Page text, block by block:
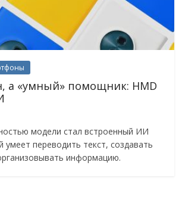
а «умный» помощник: HMD
модели стал встроенный ИИ
умеет переводить текст, создавать
информацию.